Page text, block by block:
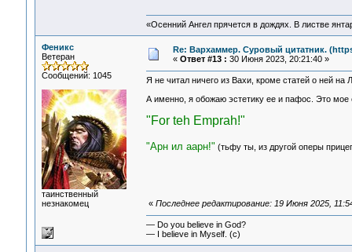
«Осенний Ангел прячется в дождях. В листве
Феникс
Ветеран
Сообщений: 1045
таинственный
незнакомец
Re: Вархаммер. Суровый цитатник.
« Ответ #13 : 30 Июня 2023, 20:21:40 »
Я не читал ничего из Вахи, кроме статей о ней
А именно, я обожаю эстетику ее и пафос. Это мое
"For teh Emprah!"
"Арн ил аарн!" (тьфу ты, из другой оперы
« Последнее редактирование: 19 Июня 2025,
— Do you believe in God?
— I believe in Myself. (c)